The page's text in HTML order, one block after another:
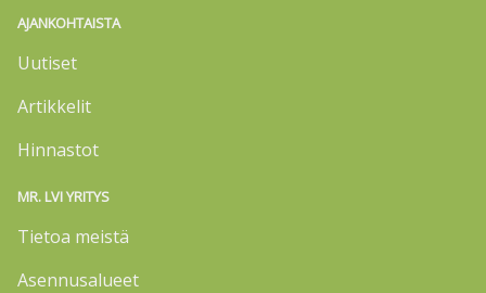
AJANKOHTAISTA
Uutiset
Artikkelit
Hinnastot
MR. LVI YRITYS
Tietoa meistä
Asennusalueet